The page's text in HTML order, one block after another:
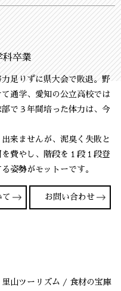
卒業
足りずに県大会で敗退。野
通学、愛知の公立高校では
で３年間培った体力は、今
来ませんが、泥臭く失敗と
費やし、階段を１段１段登
姿勢がモットーです。
て お問い合わせ
山ツーリズム / 食材の宝庫